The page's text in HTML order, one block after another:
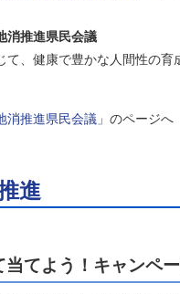
消推進県民会議
、健康で豊かな人間性の育
消推進県民会議」 のページへ
進
てよう！キャンペ